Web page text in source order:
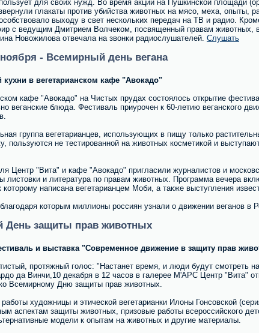
для своих нужд. Во время акции на Пушкинской площади
плакаты против убийства животных на мясо, меха, опыты,
выходу в свет нескольких передач на ТВ и радио.
с ведущим Дмитрием Волчеком, посвященный правам животных,
Новожилова отвечала на звонки радиослушателей. Слушать
- Всемирный день вегана
кухни в вегетарианском кафе "Авокадо"
кафе "Авокадо" на Чистых прудах состоялось открытие
веганские блюда. Фестиваль приурочен к 60-летию веганского
группа вегетарианцев, использующих в пищу только
пользуются не тестированной на животных косметикой и
Центр "Вита" и кафе "Авокадо" пригласили журналистов и
листовки и литература по правам животных. Программа вечера
написана вегетарианцем Моби, а также выступления
которым миллионы россиян узнали о движении веганов в
День защиты прав животных
и выставка "Современное движение в защиту прав
протяжный голос: "Настанет время, и люди будут смотреть
да Винчи,10 декабря в 12 часов в галерее М'АРС Центр "Вита"
Всемирному Дню защиты прав животных.
художницы и этической вегетарианки Илоны Гонсовской
аспектам защиты животных, призовые работы всероссийского
модели к опытам на животных и другие материалы.